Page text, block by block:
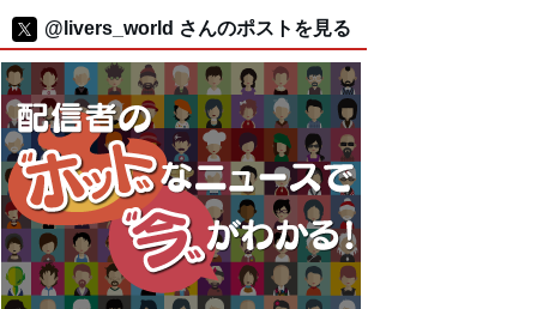
@livers_world さんのポストを見る